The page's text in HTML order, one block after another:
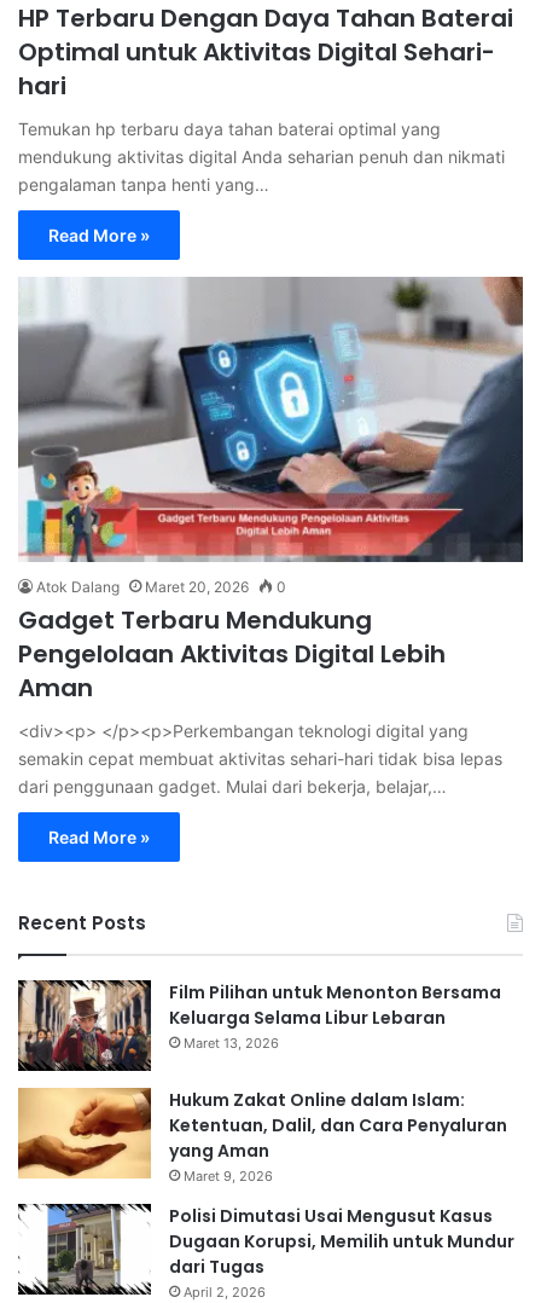
HP Terbaru Dengan Daya Tahan Baterai
Optimal untuk Aktivitas Digital Sehari-
hari
Temukan hp terbaru daya tahan baterai optimal yang
mendukung aktivitas digital Anda seharian penuh dan nikmati
pengalaman tanpa henti yang…
Read More »
Atok Dalang Maret 20, 2026 0
Gadget Terbaru Mendukung
Pengelolaan Aktivitas Digital Lebih
Aman
<div><p> </p><p>Perkembangan teknologi digital yang
semakin cepat membuat aktivitas sehari-hari tidak bisa lepas
dari penggunaan gadget. Mulai dari bekerja, belajar,…
Read More »
Recent Posts
Film Pilihan untuk Menonton Bersama
Keluarga Selama Libur Lebaran
Maret 13, 2026
Hukum Zakat Online dalam Islam:
Ketentuan, Dalil, dan Cara Penyaluran
yang Aman
Maret 9, 2026
Polisi Dimutasi Usai Mengusut Kasus
Dugaan Korupsi, Memilih untuk Mundur
dari Tugas
April 2, 2026